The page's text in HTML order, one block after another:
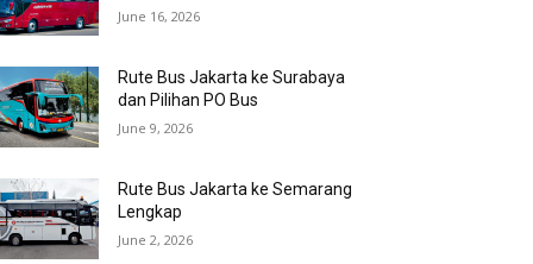
June 16, 2026
Rute Bus Jakarta ke Surabaya
dan Pilihan PO Bus
June 9, 2026
Rute Bus Jakarta ke Semarang
Lengkap
June 2, 2026